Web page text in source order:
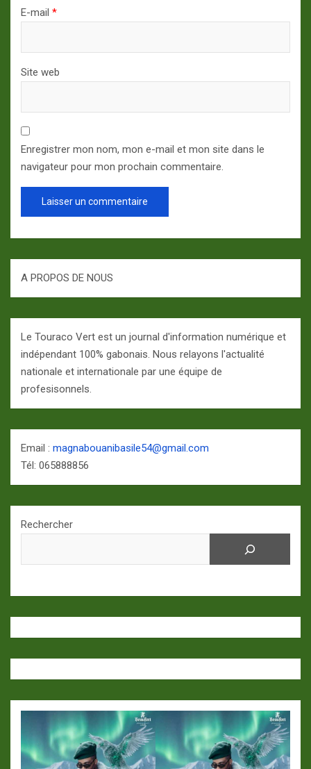
E-mail *
Site web
Enregistrer mon nom, mon e-mail et mon site dans le
navigateur pour mon prochain commentaire.
A PROPOS DE NOUS
Le Touraco Vert est un journal d'information numérique et
indépendant 100% gabonais. Nous relayons l'actualité
nationale et internationale par une équipe de
profesisonnels.
Email : magnabouanibasile54@gmail.com
Tél: 065888856
Rechercher